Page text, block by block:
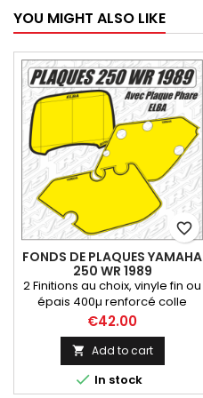
YOU MIGHT ALSO LIKE
FONDS DE PLAQUES YAMAHA
250 WR 1989
2 Finitions au choix, vinyle fin ou
épais 400µ renforcé colle
supergrip
Price
€42.00
 Add to cart
 In stock
favorite_border